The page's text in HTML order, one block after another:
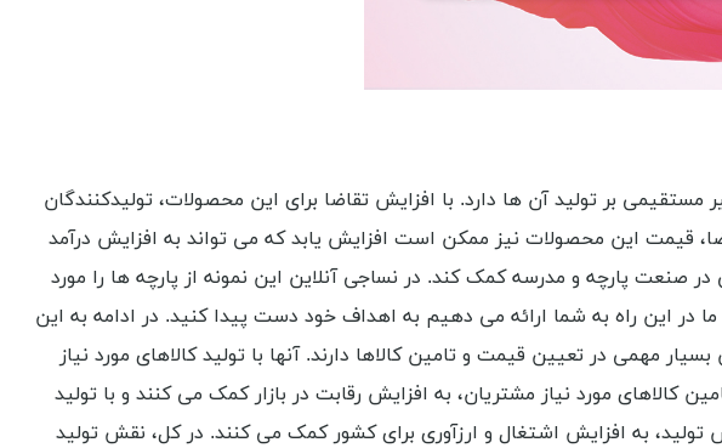
بر تولید آن ها دارد. با افزایش تقاضا برای این محصولات، تولیدکنندگان
قیمت این محصولات نیز ممکن است افزایش یابد که می تواند به افزایش درآمد
صنعت پارچه و مدرسه کمک کند. در نساجی آنلاین این نمونه از پارچه ها را مورد
در این راه به شما ارائه می دهیم به اهداف خود دست پیدا کنید. در ادامه به این
مهمی در تعیین قیمت و تامین کالاها دارند. آنها با تولید کالاهای مورد نیاز
کالاهای مورد نیاز مشتریان، به افزایش رقابت در بازار کمک می کنند و با تولید
به افزایش اشتغال و ارزآوری برای کشور کمک می کنند. در کل، نقش تولید